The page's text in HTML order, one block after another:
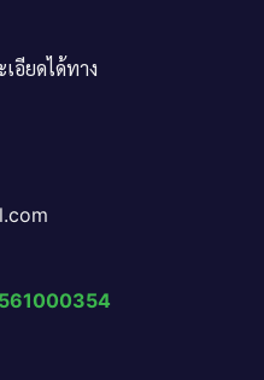
อียดได้ทาง